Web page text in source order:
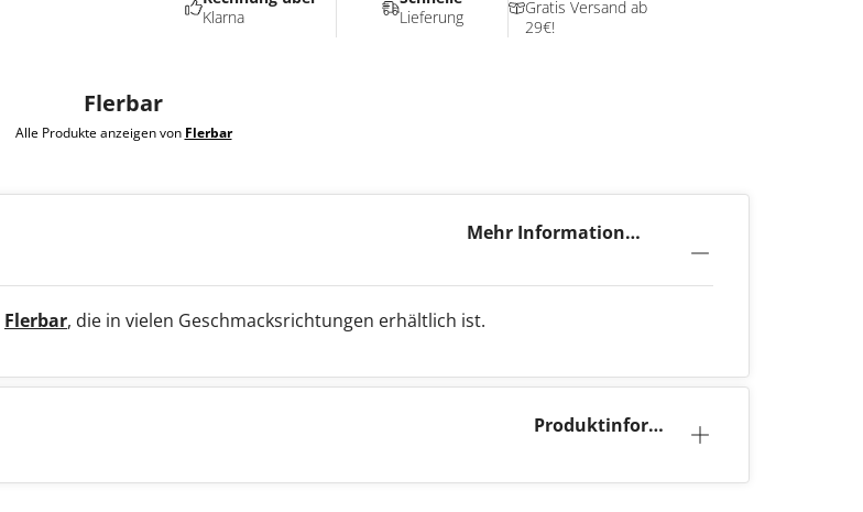
Klarna
Lieferung
Gratis Versand ab
29€!
Mehr Information
Flerbar, die in vielen Geschmacksrichtungen erhältlich ist.
Produktinforma
Flerbar
Alle Produkte anzeigen von Flerbar